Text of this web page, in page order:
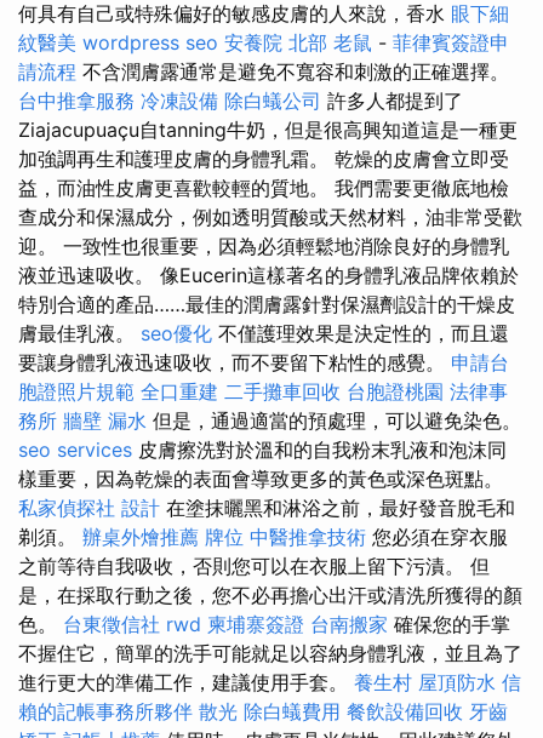
何具有自己或特殊偏好的敏感皮膚的人來說，香水 眼下細
紋醫美 wordpress seo 安養院 北部 老鼠 - 菲律賓簽證申
請流程 不含潤膚露通常是避免不寬容和刺激的正確選擇。
台中推拿服務 冷凍設備 除白蟻公司 許多人都提到了
Ziajacupuaçu自tanning牛奶，但是很高興知道這是一種更
加強調再生和護理皮膚的身體乳霜。 乾燥的皮膚會立即受
益，而油性皮膚更喜歡較輕的質地。 我們需要更徹底地檢
查成分和保濕成分，例如透明質酸或天然材料，油非常受歡
迎。 一致性也很重要，因為必須輕鬆地消除良好的身體乳
液並迅速吸收。 像Eucerin這樣著名的身體乳液品牌依賴於
特別合適的產品……最佳的潤膚露針對保濕劑設計的干燥皮
膚最佳乳液。 seo優化 不僅護理效果是決定性的，而且還
要讓身體乳液迅速吸收，而不要留下粘性的感覺。 申請台
胞證照片規範 全口重建 二手攤車回收 台胞證桃園 法律事
務所 牆壁 漏水 但是，通過適當的預處理，可以避免染色。
seo services 皮膚擦洗對於溫和的自我粉末乳液和泡沫同
樣重要，因為乾燥的表面會導致更多的黃色或深色斑點。
私家偵探社 設計 在塗抹曬黑和淋浴之前，最好發音脫毛和
剃須。 辦桌外燴推薦 牌位 中醫推拿技術 您必須在穿衣服
之前等待自我吸收，否則您可以在衣服上留下污漬。 但
是，在採取行動之後，您不必再擔心出汗或清洗所獲得的顏
色。 台東徵信社 rwd 柬埔寨簽證 台南搬家 確保您的手掌
不握住它，簡單的洗手可能就足以容納身體乳液，並且為了
進行更大的準備工作，建議使用手套。 養生村 屋頂防水 信
賴的記帳事務所夥伴 散光 除白蟻費用 餐飲設備回收 牙齒